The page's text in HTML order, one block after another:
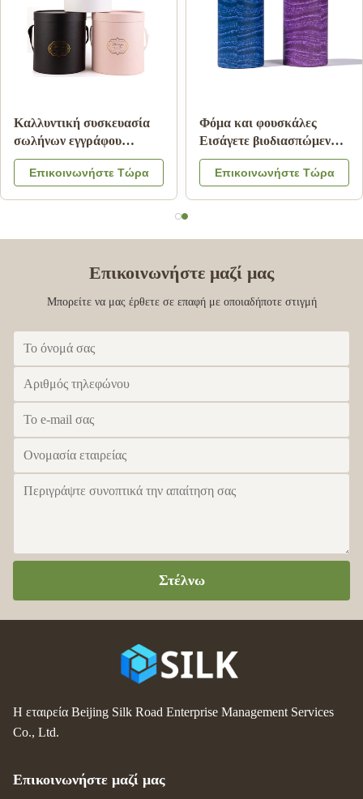
Ζαρωμένος κύλινδρος
σωλήνας Pantone
εγγράφου που τυπώνει την
ακίνδυνη για τα παιδιά
Επικοινωνήστε Τώρα
Συσκευασία τροφίμων
σωλήνων εγγράφου
χαρτονιού με το λογότυπο
χρώματος καπακιών
Επικοινωνήστε Τώρα
Επικοινωνήστε μαζί μας
Μπορείτε να μας έρθετε σε επαφή με οποιαδήποτε στιγμή
Στέλνω
Η εταιρεία Beijing Silk Road Enterprise Management Services
Co., Ltd.
Επικοινωνήστε μαζί μας